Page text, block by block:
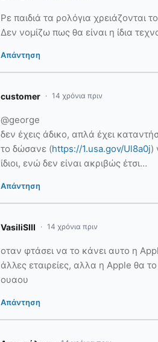
Ρε παιδιά τα ρολόγια χρειάζονται
Δεν νομίζω πως θα είναι η ίδια
Απάντηση
customer 14 χρόνια πριν
@george
δεν έχεις άδικο, απλά έχει
το δώσανε (https://1.usa.gov/Ul8a0j)
ίδιοι, ενώ δεν είναι ακριβώς έτσι…
Απάντηση
VasiliSIII 14 χρόνια πριν
οταν φτάσει να το κάνει αυτο η
άλλες εταιρείες, αλλα η Apple θα
ουαου
Απάντηση